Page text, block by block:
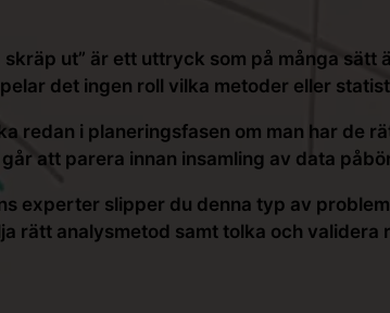
ut” är ett uttryck som på många
det ingen roll vilka metoder eller
redan i planeringsfasen om man har de
att parera innan insamling av data
experter slipper du denna typ av
rätt analysmetod samt tolka och validera